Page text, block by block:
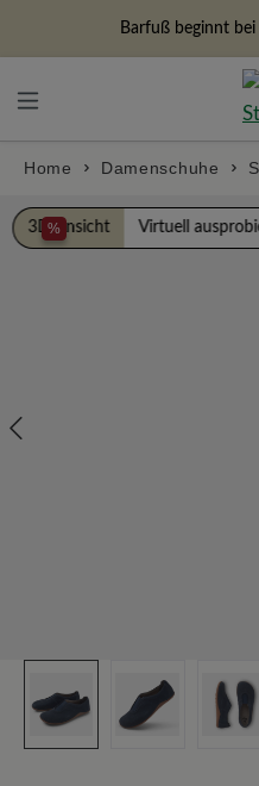
Home Damenschuhe
%
Bildergalerie überspringen
3D Ansicht Virtuell